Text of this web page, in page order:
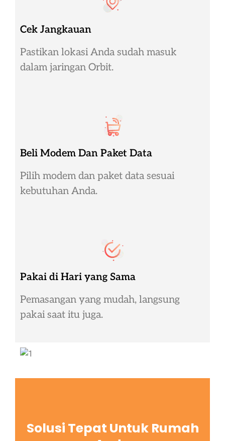
Cek Jangkauan
Pastikan lokasi Anda sudah masuk
dalam jaringan Orbit.
Beli Modem Dan Paket Data
Pilih modem dan paket data sesuai
kebutuhan Anda.
Pakai di Hari yang Sama
Pemasangan yang mudah, langsung
pakai saat itu juga.
Solusi Tepat Untuk Rumah